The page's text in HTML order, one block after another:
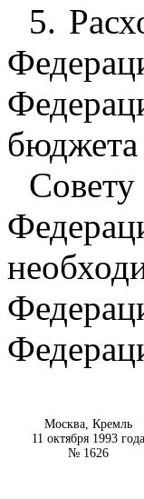
5.
Москва, Кремль
11 октября 1993 года
№ 1626